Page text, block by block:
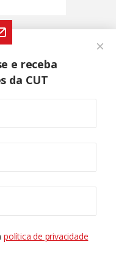
e receba
da CUT
política de privacidade